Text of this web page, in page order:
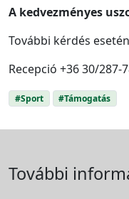
A kedvezményes
További kérdés
Recepció +36 30/
#Sport #Támogatás
További